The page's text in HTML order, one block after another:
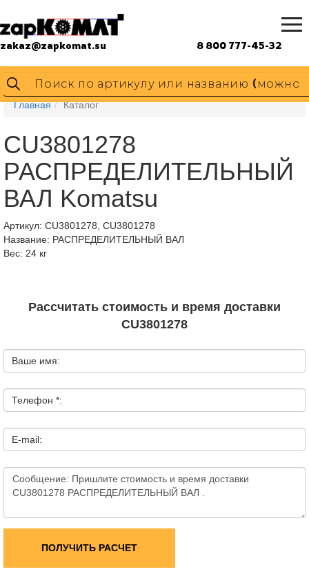
zakaz@zapkomat.su 8 800 777-45-32
Главная Каталог
CU3801278
РАСПРЕДЕЛИТЕЛЬНЫЙ
ВАЛ Komatsu
Артикул: CU3801278, CU3801278
Название: РАСПРЕДЕЛИТЕЛЬНЫЙ ВАЛ
Вес: 24 кг
Рассчитать стоимость и время доставки
CU3801278
Ваше имя:
Телефон *:
E-mail:
ПОЛУЧИТЬ РАСЧЕТ